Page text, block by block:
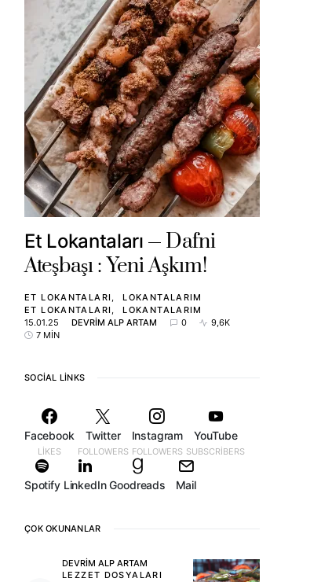
Et Lokantaları
Dafni
Ateşbaşı : Yeni Aşkım!
ET LOKANTALARI
LOKANTALARIM
ET LOKANTALARI
LOKANTALARIM
15.01.25
DEVRIM ALP ARTAM 0
9,6K
7 MIN
SOCIAL LINKS
Facebook
LIKES
Twitter
FOLLOWERS
Instagram
FOLLOWERS
YouTube
SUBSCRIBERS
Spotify LinkedIn Goodreads Mail
ÇOK OKUNANLAR
DEVRIM ALP ARTAM
LEZZET DOSYALARI